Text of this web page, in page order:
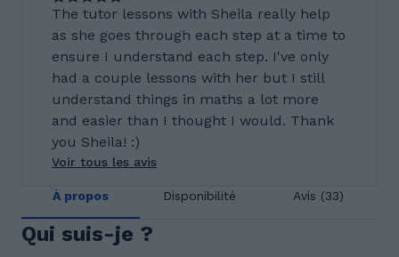
The tutor lessons with Sheila really help
as she goes through each step at a time to
ensure I understand each step. I've only
had a couple lessons with her but I still
understand things in maths a lot more
and easier than I thought I would. Thank
you Sheila! :)
Voir tous les avis
À propos Disponibilité Avis (33)
Qui suis-je ?